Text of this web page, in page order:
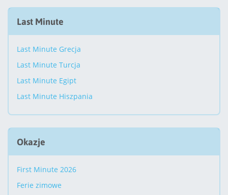
Last Minute
Last Minute Grecja
Last Minute Turcja
Last Minute Egipt
Last Minute Hiszpania
Okazje
First Minute 2026
Ferie zimowe